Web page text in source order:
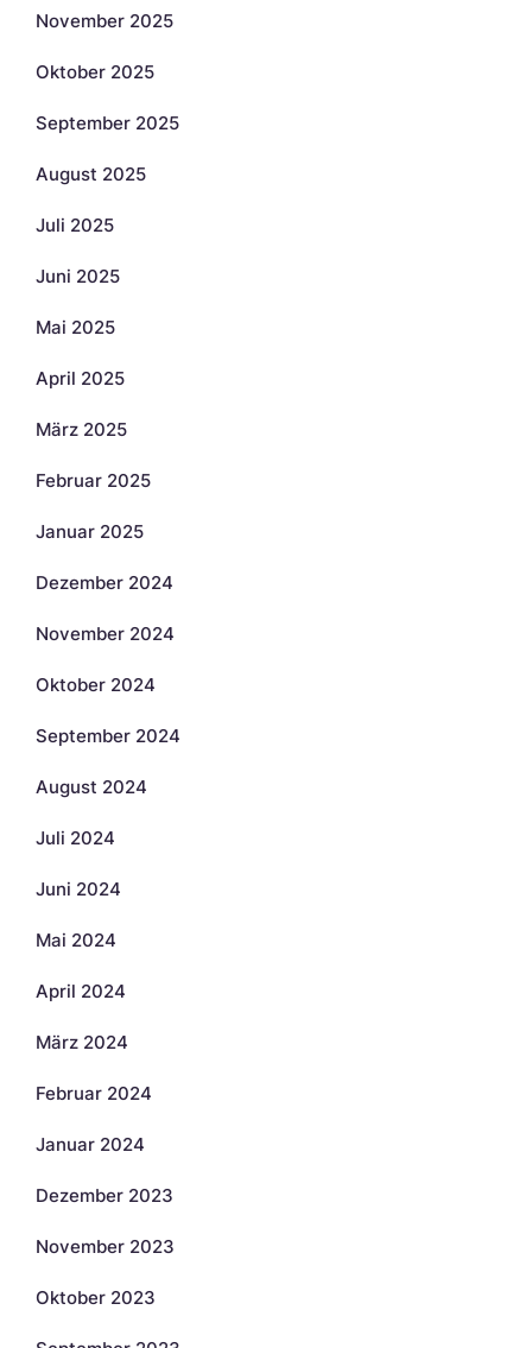
November 2025
Oktober 2025
September 2025
August 2025
Juli 2025
Juni 2025
Mai 2025
April 2025
März 2025
Februar 2025
Januar 2025
Dezember 2024
November 2024
Oktober 2024
September 2024
August 2024
Juli 2024
Juni 2024
Mai 2024
April 2024
März 2024
Februar 2024
Januar 2024
Dezember 2023
November 2023
Oktober 2023